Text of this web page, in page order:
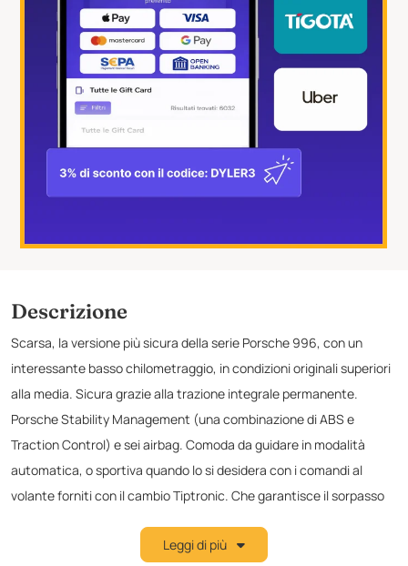
Descrizione
Scarsa, la versione più sicura della serie Porsche 996, con un
interessante basso chilometraggio, in condizioni originali superiori
alla media. Sicura grazie alla trazione integrale permanente.
Porsche Stability Management (una combinazione di ABS e
Traction Control) e sei airbag. Comoda da guidare in modalità
automatica, o sportiva quando lo si desidera con i comandi al
volante forniti con il cambio Tiptronic. Che garantisce il sorpasso
imminente. L'esempio qui offerto riguarda una bella 996 Carrera 4
Leggi di più